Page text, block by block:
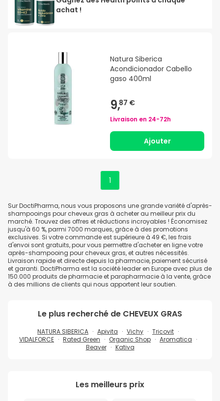
achat !
Natura Siberica
Acondicionador Cabello
gaso 400ml
9,87 €
Livraison en 24-72h
Ajouter
1
Sur DoctiPharma, nous vous proposons une grande variété d'après-
shampooings pour cheveux gras à acheter au meilleur prix du
marché. Trouvez des offres et réductions incroyables ! Économisez
jusqu'à 60 %, parmi 7000 marques, grâce à des promotions
exclusives. Si votre commande est supérieure à 49 €, les frais
d'envoi sont gratuits, pour vous permettre d'acheter en ligne votre
après-shampooing pour cheveux gras, et autres nécessités.
Livraison rapide et directe depuis la pharmacie, paiement sécurisé
et garanti. DoctiPharma est la société leader en Europe avec plus de
150.000 produits de pharmacie et parapharmacie à la vente, grâce
à des millions de clients qui nous apportent leur soutien.
Le plus recherché de CHEVEUX GRAS
NATURA SIBERICA Apivita Vichy
Tricovit
VIDALFORCE
Rated Green Organic Shop
Aromatica
Beaver
Kativa
Les meilleurs prix